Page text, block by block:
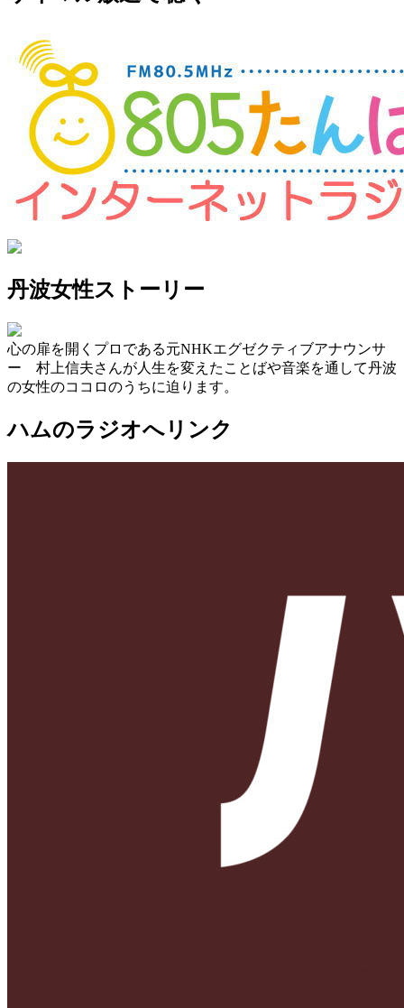
丹波女性ストーリー
心の扉を開くプロである元NHKエグゼクティブアナウンサ
ー 村上信夫さんが人生を変えたことばや音楽を通して丹波
の女性のココロのうちに迫ります。
ハムのラジオへリンク